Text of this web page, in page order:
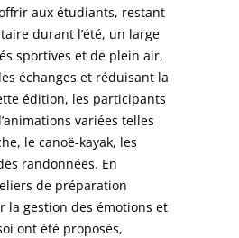
aux étudiants, restant
durant l’été, un large
sportives et de plein air,
échanges et réduisant la
édition, les participants
variées telles
le canoë-kayak, les
randonnées. En
de préparation
la gestion des émotions et
ont été proposés,